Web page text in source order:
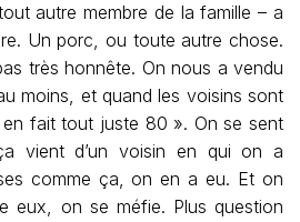
autre membre de la famille – a
Un porc, ou toute autre chose.
très honnête. On nous a vendu
moins, et quand les voisins sont
fait tout juste 80 ». On se sent
vient d’un voisin en qui on a
comme ça, on en a eu. Et on
eux, on se méfie. Plus question